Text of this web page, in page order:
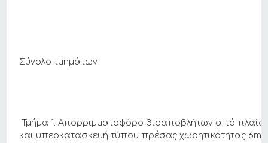
Σύνολο τμημάτων
Τμήμα 1. Απορριμματοφόρο βιοαποβλήτων από
και υπερκατασκευή τύπου πρέσας χωρητικότητας